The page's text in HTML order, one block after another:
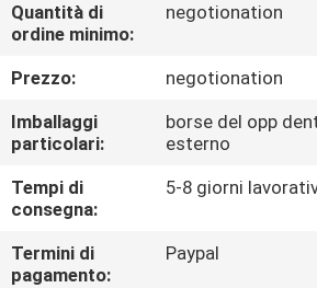
CONTROLLO
DI
QUALITÀ
CONTATTICI
NOTIZIE
Quantità di
ordine minimo:
negotionation
Prezzo:
negotionation
Imballaggi
particolari:
borse del opp
esterno
Tempi di
consegna:
5-8 giorni
Termini di
pagamento:
Paypal